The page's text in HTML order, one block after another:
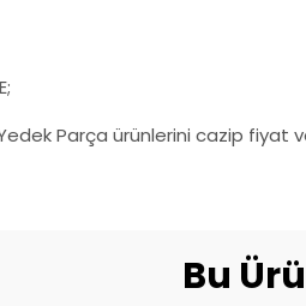
Parça ürünlerini cazip fiyat
Bu